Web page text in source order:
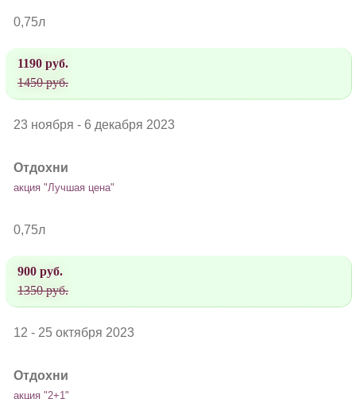
0,75л
1190 руб.
1450 руб.
23 ноября - 6 декабря 2023
Отдохни
акция "Лучшая цена"
0,75л
900 руб.
1350 руб.
12 - 25 октября 2023
Отдохни
акция "2+1"